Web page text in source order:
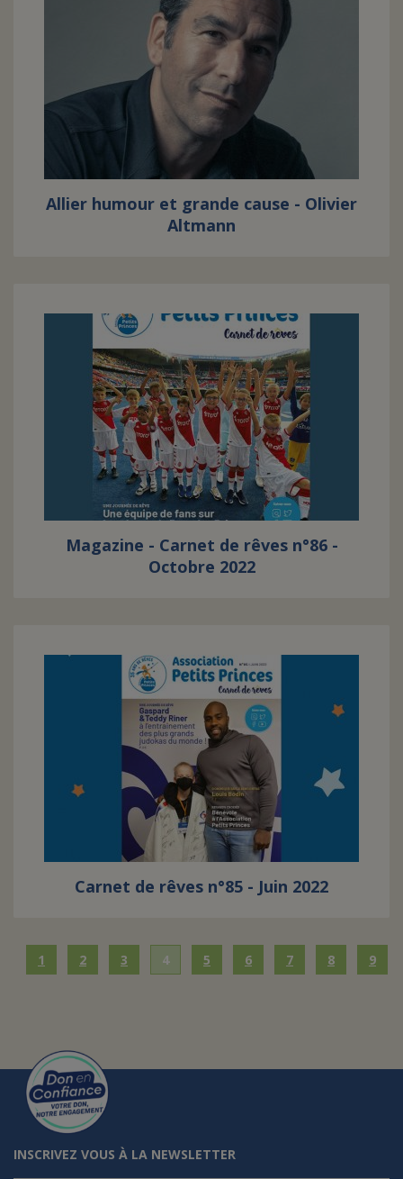
Allier humour et grande cause - Olivier
Altmann
Magazine - Carnet de rêves n°86 -
Octobre 2022
Carnet de rêves n°85 - Juin 2022
1 2 3 4 5 6 7 8 9
INSCRIVEZ VOUS À LA NEWSLETTER